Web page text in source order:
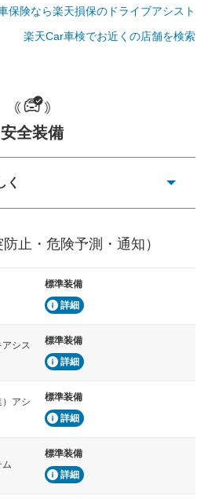
大型車
物のサイズの目安
保険なら楽天損保のドライブアシスト
楽天Car車検でお近くの店舗を検索
安全装備
く
ABSなどが装備されています。
潜む危険を予測・通知するためのシス
されています。
やふらつきを防止するためにレーンキー
が装備されています
を保ちながら前車を追従するアダプティ
コントロールなどが装備されています。
に行うためにインテリジェンスパーキン
サイドブラインドモニターなどが装備さ
止・危険予測・通知）
標準装備
詳細
シス
標準装備
詳細
アシ
標準装備
詳細
標準装備
詳細